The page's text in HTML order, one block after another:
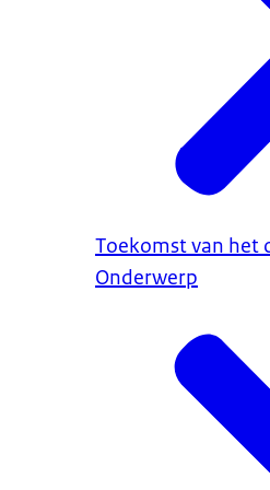
Toekomst van het
Onderwerp